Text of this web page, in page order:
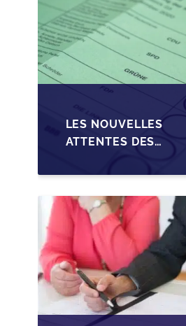
LES NOUVELLES
ATTENTES DES
TRANSMISSION DES
PME BELGES